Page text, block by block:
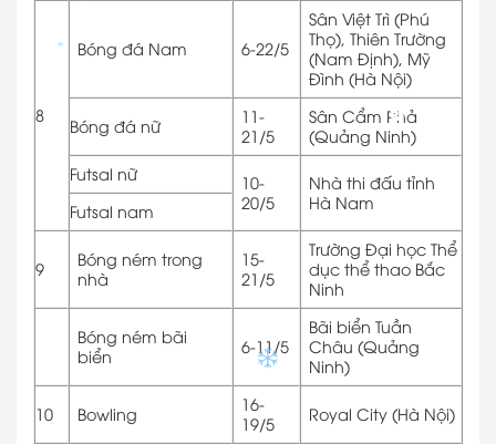
8
Bóng đá Nam 6-22/5
Sân Việt Trì (Phú
Thọ), Thiên Trường
(Nam Định), Mỹ
Đình (Hà Nội)
Bóng đá nữ
11-
21/5
Sân Cẩm Phả
(Quảng Ninh)
Futsal nữ
10-
20/5
Nhà thi đấu tỉnh
Hà Nam
Futsal nam
9
Bóng ném trong
nhà
15-
21/5
Trường Đại học Thể
dục thể thao Bắc
Ninh
Bóng ném bãi
biển
6-11/5
Bãi biển Tuần
Châu (Quảng
Ninh)
10 Bowling
16-
19/5
Royal City (Hà Nội)
✽
✽